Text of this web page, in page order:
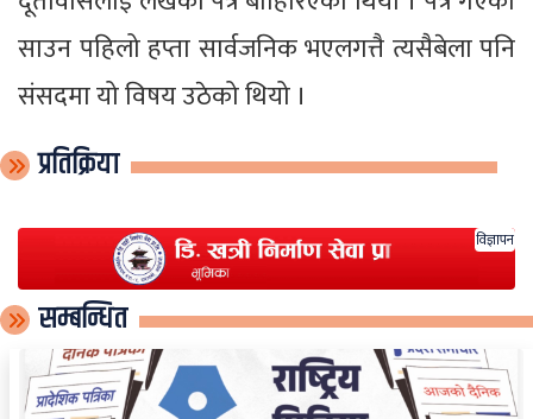
साउन पहिलो हप्ता सार्वजनिक भएलगत्तै त्यसैबेला पनि
संसदमा यो विषय उठेको थियो ।
प्रतिक्रिया
विज्ञापन
सम्बन्धित